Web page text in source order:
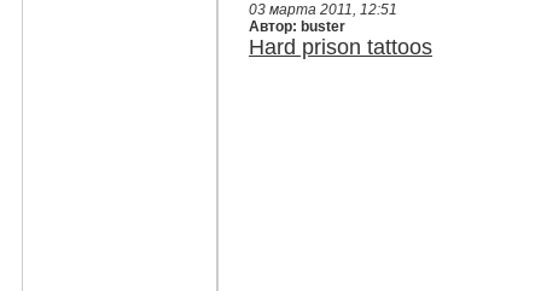
03 марта 2011, 12:51
Автор: buster
Hard prison tattoos